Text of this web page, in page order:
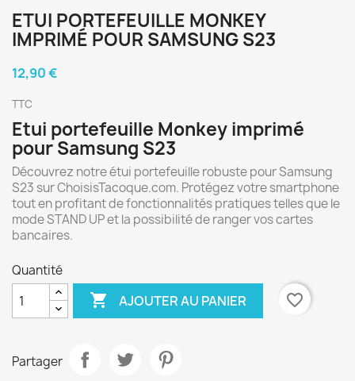
ETUI PORTEFEUILLE MONKEY
IMPRIMÉ POUR SAMSUNG S23
12,90 €
TTC
Etui portefeuille Monkey imprimé
pour Samsung S23
Découvrez notre étui portefeuille robuste pour Samsung
S23 sur ChoisisTacoque.com. Protégez votre smartphone
tout en profitant de fonctionnalités pratiques telles que le
mode STAND UP et la possibilité de ranger vos cartes
bancaires.
Quantité
 AJOUTER AU PANIER favorite_border
Partager